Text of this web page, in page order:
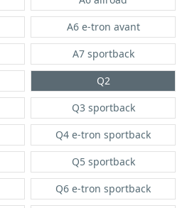
A6 e-tron avant
A7 sportback
Q2
Q3 sportback
Q4 e-tron sportback
Q5 sportback
Q6 e-tron sportback